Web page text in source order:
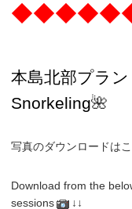
本島北部プラン
Snorkeling🌺
写真のダウンロードは
Download from the
sessions
↓↓